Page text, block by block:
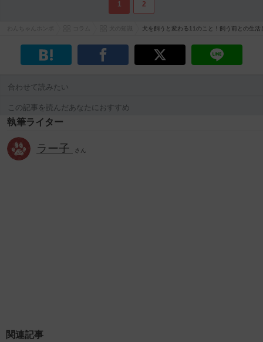
1 2
犬を飼うと変わる11のこと！飼う前との生活
合わせて読みたい
この記事を読んだあなたにおすすめ
執筆ライター
ラー子 さん
関連記事